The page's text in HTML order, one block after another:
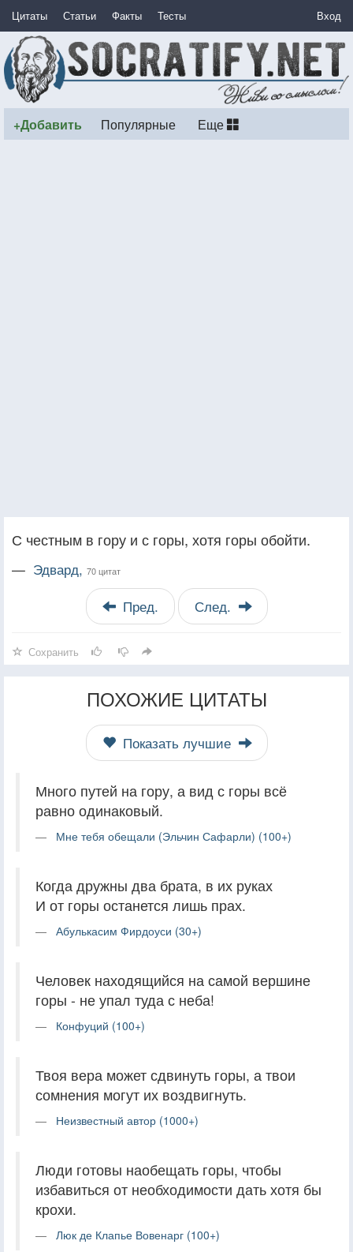
Цитаты Статьи Факты Тесты Вход
+Добавить Популярные Еще
С честным в гору и с горы, хотя горы обойти.
— Эдвард, 70 цитат
Пред. След.
Сохранить
ПОХОЖИЕ ЦИТАТЫ
Показать лучшие
Много путей на гору, а вид с горы всё
равно одинаковый.
Мне тебя обещали (Эльчин Сафарли) (100+)
Когда дружны два брата, в их руках
И от горы останется лишь прах.
Абулькасим Фирдоуси (30+)
Человек находящийся на самой вершине
горы - не упал туда с неба!
Конфуций (100+)
Твоя вера может сдвинуть горы, а твои
сомнения могут их воздвигнуть.
Неизвестный автор (1000+)
Люди готовы наобещать горы, чтобы
избавиться от необходимости дать хотя бы
крохи.
Люк де Клапье Вовенарг (100+)